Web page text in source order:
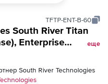
TFTP-ENT-B-60
South River Titan
Enterprise
еще
South River Technologies